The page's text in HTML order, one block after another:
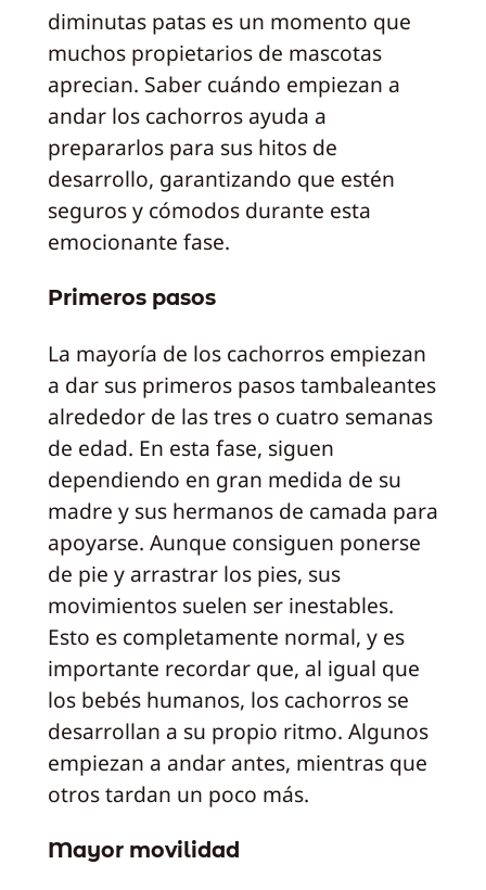
diminutas patas es un momento que
muchos propietarios de mascotas
aprecian. Saber cuándo empiezan a
andar los cachorros ayuda a
prepararlos para sus hitos de
desarrollo, garantizando que estén
seguros y cómodos durante esta
emocionante fase.
Primeros pasos
La mayoría de los cachorros empiezan
a dar sus primeros pasos tambaleantes
alrededor de las tres o cuatro semanas
de edad. En esta fase, siguen
dependiendo en gran medida de su
madre y sus hermanos de camada para
apoyarse. Aunque consiguen ponerse
de pie y arrastrar los pies, sus
movimientos suelen ser inestables.
Esto es completamente normal, y es
importante recordar que, al igual que
los bebés humanos, los cachorros se
desarrollan a su propio ritmo. Algunos
empiezan a andar antes, mientras que
otros tardan un poco más.
Mayor movilidad